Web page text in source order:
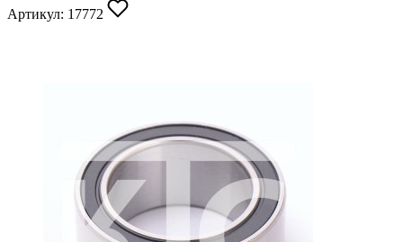
Артикул: 17772